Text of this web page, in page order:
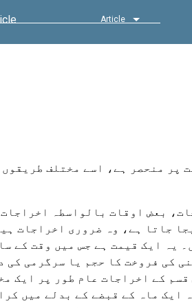
Article
پر منحصر ہے، اسے مختلف
بعض اوقات بالواسطہ
جاتا ہے، وہ ضروری اخراجات
یہ ایک قیمت ہے جس میں وقت کے
کی فروخت کا حجم یا سرگرمی کی
قسم کے اخراجات عام طور پر ایک
ایک ماہ کے قبضے کے بدلے میں